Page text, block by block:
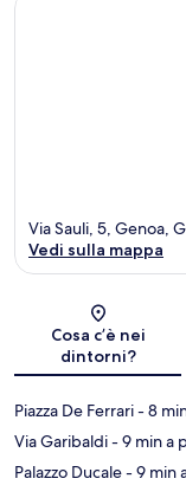
Via Sauli, 5, Genoa,
Vedi sulla mappa
Cosa c’è nei
dintorni?
Piazza De Ferrari- 8
Via Garibaldi- 9 min a
Palazzo Ducale- 9 min